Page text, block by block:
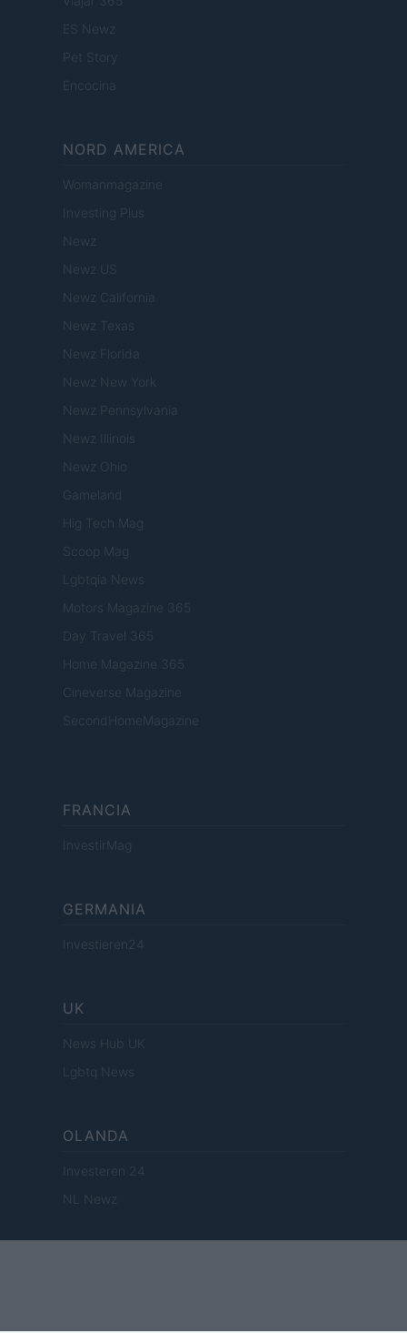
ES Newz
Pet Story
Encocina
NORD AMERICA
Womanmagazine
Investing Plus
Newz
Newz US
Newz California
Newz Texas
Newz Florida
Newz New York
Newz Pennsylvania
Newz Illinois
Newz Ohio
Gameland
Hig Tech Mag
Scoop Mag
Lgbtqia News
Motors Magazine 365
Day Travel 365
Home Magazine 365
Cineverse Magazine
SecondHomeMagazine
FRANCIA
InvestirMag
GERMANIA
Investieren24
UK
News Hub UK
Lgbtq News
OLANDA
Investeren 24
NL Newz